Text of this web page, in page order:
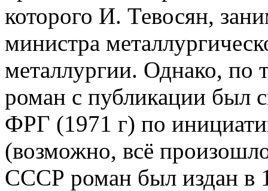
которого И. Тевосян,
министра
металлургии. Однако, по
роман с публикации был
ФРГ (1971 г) по
(возможно, всё
СССР роман был издан в